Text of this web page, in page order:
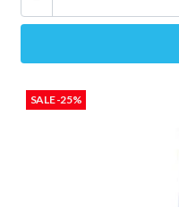
SALE -25%